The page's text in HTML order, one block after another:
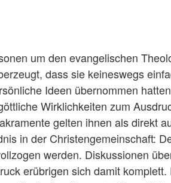
um den evangelischen
dass sie keineswegs
Ideen übernommen
Wirklichkeiten zum
gelten ihnen als direkt
in der Christengemeinschaft:
werden. Diskussionen
erübrigen sich damit